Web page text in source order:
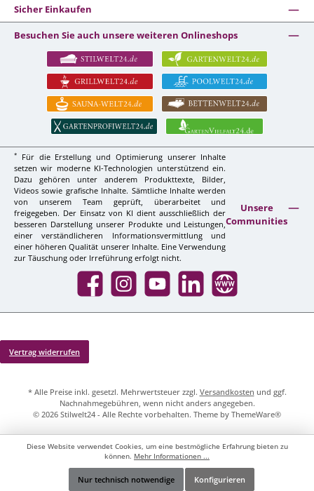
Sicher Einkaufen
Besuchen Sie auch unsere weiteren Onlineshops
*
Für die Erstellung und Optimierung unserer Inhalte
setzen wir moderne KI-Technologien unterstützend ein.
Dazu gehören unter anderem Produkttexte, Bilder,
Videos sowie grafische Inhalte. Sämtliche Inhalte werden
von unserem Team geprüft, überarbeitet und
freigegeben. Der Einsatz von KI dient ausschließlich der
besseren Darstellung unserer Produkte und Leistungen,
einer verständlicheren Informationsvermittlung und
einer höheren Qualität unserer Inhalte. Eine Verwendung
zur Täuschung oder Irreführung erfolgt nicht.
Unsere
Communities
Facebook InstagramYouTube LinkedIn Website
Vertrag widerrufen
* Alle Preise inkl. gesetzl. Mehrwertsteuer zzgl. Versandkosten und ggf.
Nachnahmegebühren, wenn nicht anders angegeben.
© 2026 Stilwelt24 - Alle Rechte vorbehalten. Theme by ThemeWare®
Diese Website verwendet Cookies, um eine bestmögliche Erfahrung bieten zu
können. Mehr Informationen ...
Nur technisch notwendige Konfigurieren